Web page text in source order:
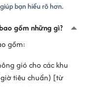
bạn hiểu rõ hơn.
gồm những gì?
gồm:
gió cho các khu
tiêu chuẩn) [từ